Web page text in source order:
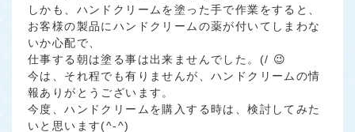
しかも、ハンドクリームを塗った手で作業をすると、
お客様の製品にハンドクリームの薬が付いてしまわな
いか心配で、
仕事する朝は塗る事は出来ませんでした。(/ 😉
今は、それ程でも有りませんが、ハンドクリームの情
報ありがとうございます。
今度、ハンドクリームを購入する時は、検討してみた
いと思います(^-^)